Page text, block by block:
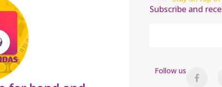
Subscribe and
Follow us